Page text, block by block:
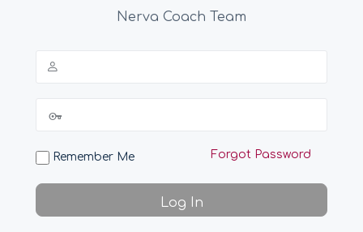
Nerva Coach Team
Remember Me Forgot Password